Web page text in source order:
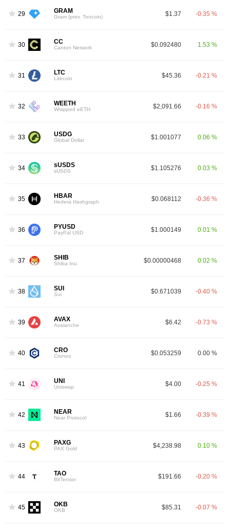
29 GRAM
Gram (prev. Toncoin) $1.37 -0.35 %
30 CC
Canton Network $0.092480 1.53 %
31 LTC
Litecoin $45.36 -0.21 %
32 WEETH
Wrapped eETH $2,091.66 -0.16 %
33 USDG
Global Dollar $1.001077 0.06 %
34 sUSDS
sUSDS $1.105276 0.03 %
35 HBAR
Hedera Hashgraph $0.068112 -0.36 %
36 PYUSD
PayPal USD $1.000149 0.01 %
37 SHIB
Shiba Inu $0.00000468 0.02 %
38 SUI
Sui $0.671039 -0.40 %
39 AVAX
Avalanche $6.42 -0.73 %
40 CRO
Cronos $0.053259 0.00 %
41 UNI
Uniswap $4.00 -0.25 %
42 NEAR
Near Protocol $1.66 -0.39 %
43 PAXG
PAX Gold $4,238.98 0.10 %
44 TAO
BitTensor $191.66 -0.20 %
45 OKB
OKB $85.31 -0.07 %